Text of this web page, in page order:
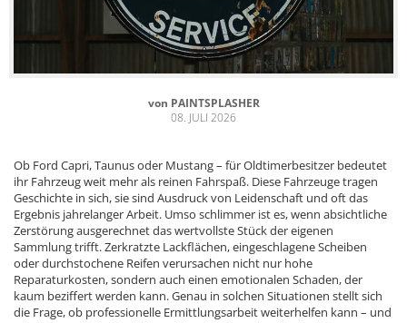
von PAINTSPLASHER
08. JULI 2026
Ob Ford Capri, Taunus oder Mustang – für Oldtimerbesitzer bedeutet
ihr Fahrzeug weit mehr als reinen Fahrspaß. Diese Fahrzeuge tragen
Geschichte in sich, sie sind Ausdruck von Leidenschaft und oft das
Ergebnis jahrelanger Arbeit. Umso schlimmer ist es, wenn absichtliche
Zerstörung ausgerechnet das wertvollste Stück der eigenen
Sammlung trifft. Zerkratzte Lackflächen, eingeschlagene Scheiben
oder durchstochene Reifen verursachen nicht nur hohe
Reparaturkosten, sondern auch einen emotionalen Schaden, der
kaum beziffert werden kann. Genau in solchen Situationen stellt sich
die Frage, ob professionelle Ermittlungsarbeit weiterhelfen kann – und